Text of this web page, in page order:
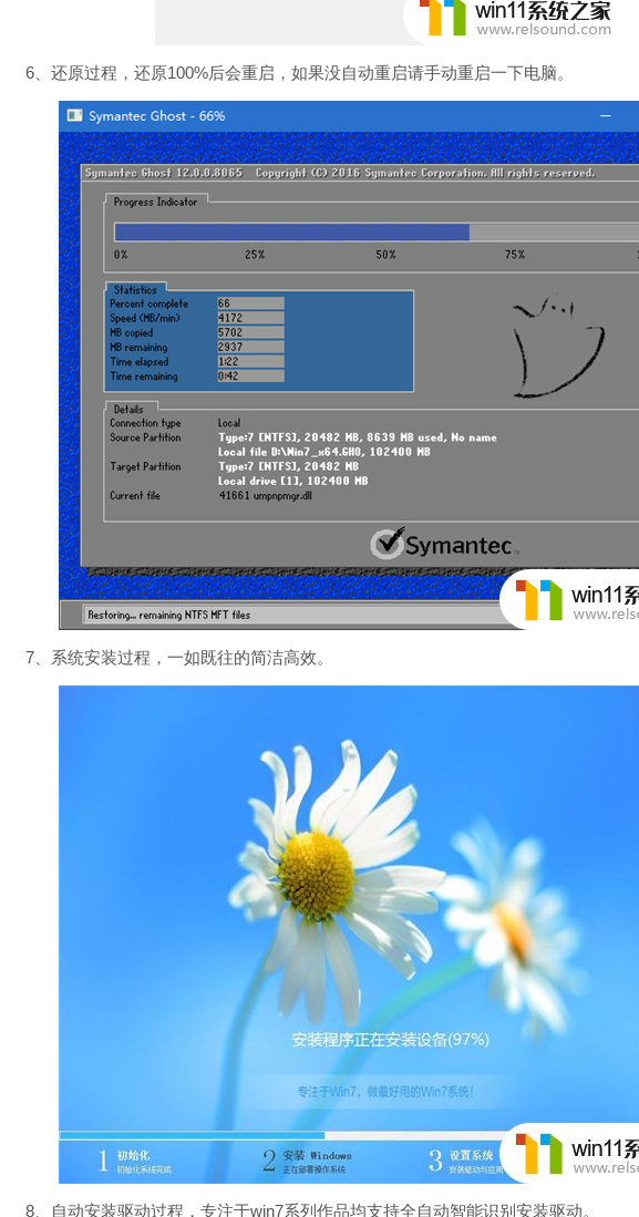
6、还原过程，还原100%后会重启，如果没自动重启请手动重启一下电脑。
7、系统安装过程，一如既往的简洁高效。
8、自动安装驱动过程，专注于win7系列作品均支持全自动智能识别安装驱动。